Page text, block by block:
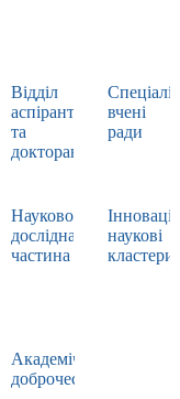
Відділ
аспірантури
та
докторантури
вчені
ради
Науково-
дослідна
частина
наукові
кластери
Академічна
доброчесність